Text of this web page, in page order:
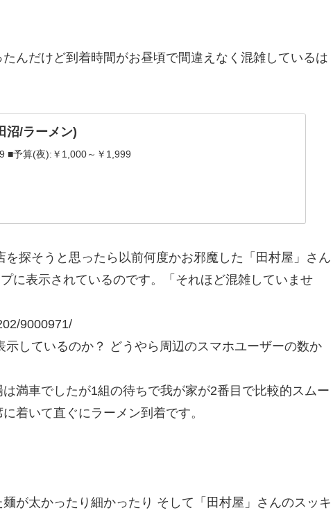
んだけど到着時間がお昼頃で間違えなく混雑しているは
沼/ラーメン)
算(夜):￥1,000～￥1,999
探そうと思ったら以前何度かお邪魔した「田村屋」さん
に表示されているのです。「それほど混雑していませ
9000971/
しているのか？ どうやら周辺のスマホユーザーの数か
満車でしたが1組の待ちで我が家が2番目で比較的スムー
着いて直ぐにラーメン到着です。
が太かったり細かったり そして「田村屋」さんのスッキ